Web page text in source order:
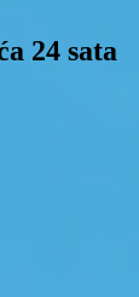
24 sata